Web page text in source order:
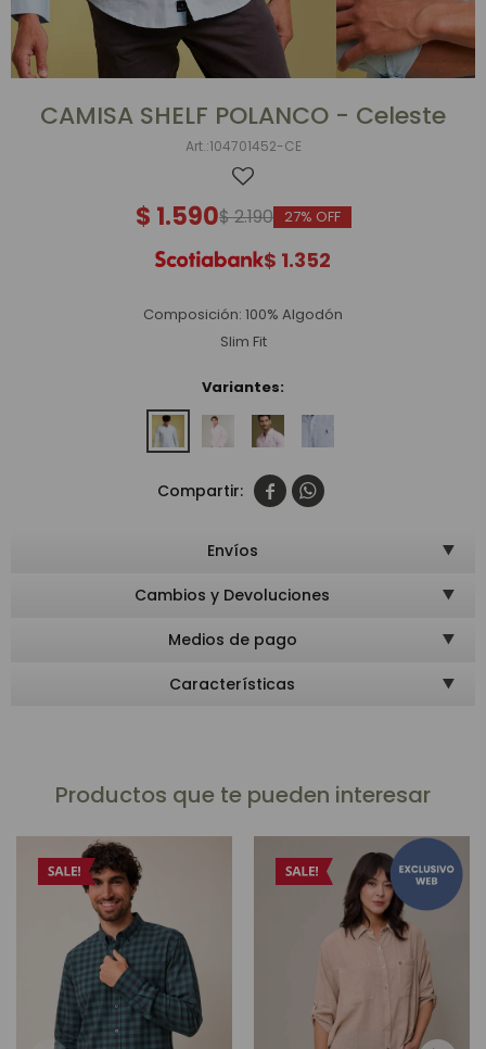
CAMISA SHELF POLANCO - Celeste
104701452-CE
$ 1.590$2.190 27
$ 1.352
Composición: 100% Algodón
Slim Fit
Variantes:
 
Envíos
Cambios y Devoluciones
Medios de pago
Características
Productos que te pueden interesar